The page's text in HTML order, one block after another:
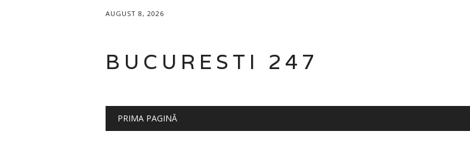
AUGUST 8, 2026
BUCURESTI 247
Main menu
PRIMA PAGINĂ